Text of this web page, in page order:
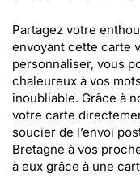
Partagez votre
envoyant cette carte
personnaliser, vous
chaleureux à vos
inoubliable. Grâce à
votre carte
soucier de l’envoi
Bretagne à vos
à eux grâce à une